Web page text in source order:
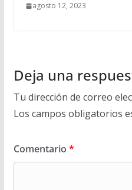
agosto 12, 2023
Deja una
Tu dirección de correo
Los campos obligatorios
Comentario *